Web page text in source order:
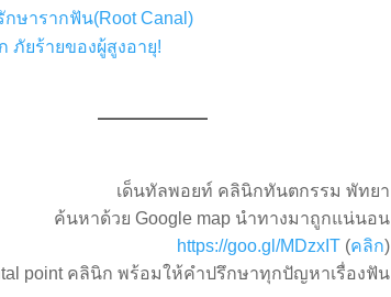
ษารากฟัน(Root Canal)
ภัยร้ายของผู้สูงอายุ!
เด็นทัลพอยท์ คลินิกทันตกรรม พัทยา
ค้นหาด้วย Google map นำทางมาถูกแน่นอน
https://goo.gl/MDzxIT (คลิก)
point คลินิก พร้อมให้คำปรึกษาทุกปัญหาเรื่องฟัน